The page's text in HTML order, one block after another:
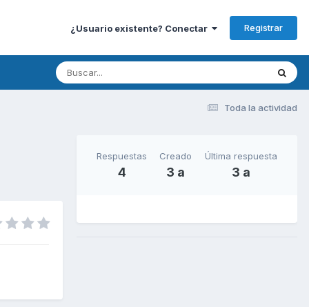
¿Usuario existente? Conectar Registrar
Toda la actividad
Respuestas
4
Creado
3 a
Última respuesta
3 a